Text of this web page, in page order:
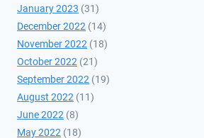
January 2023 (31)
December 2022 (14)
November 2022 (18)
October 2022 (21)
September 2022 (19)
August 2022 (11)
June 2022 (8)
May 2022 (18)